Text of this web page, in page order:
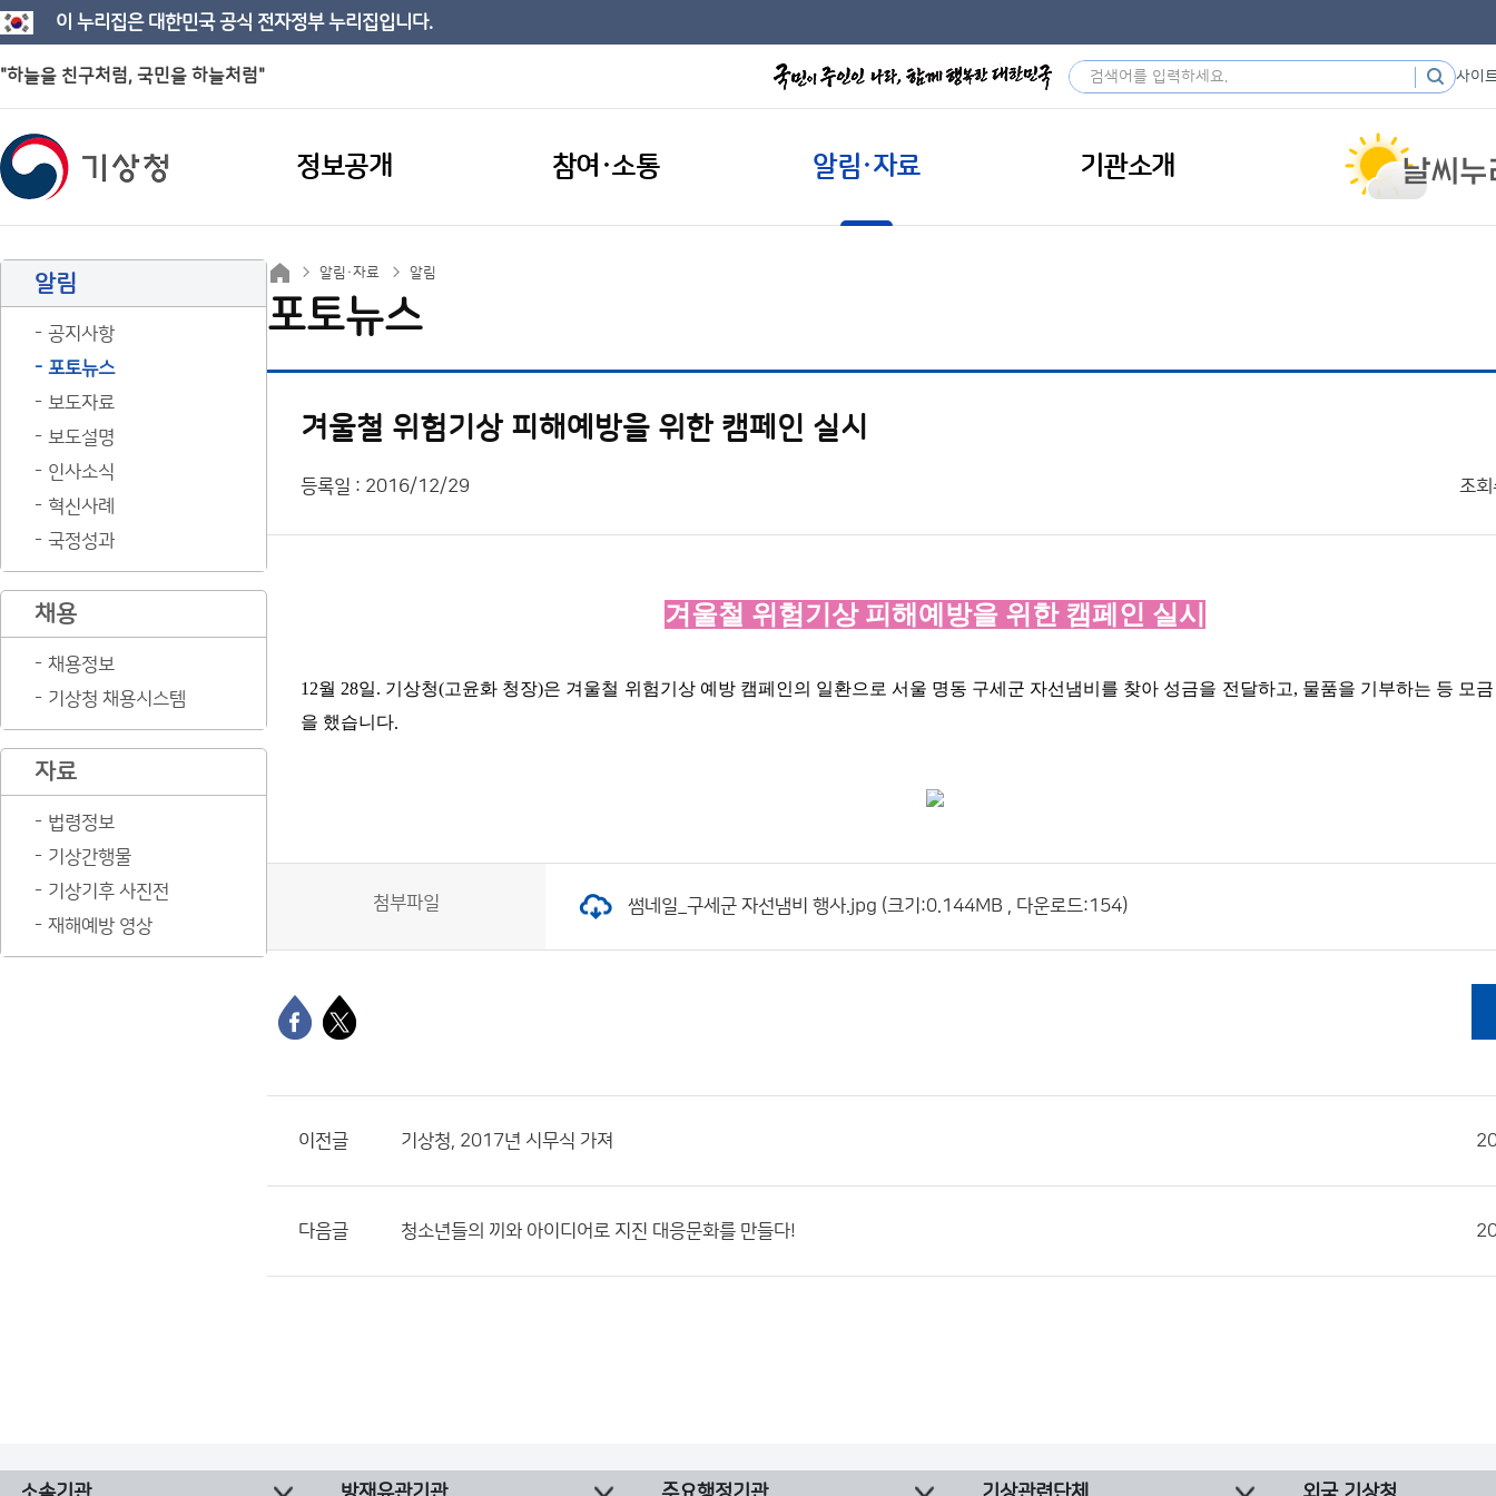
이 누리집은 대한민국 공식 전자정부 누리집입니다.
"하늘을 친구처럼, 국민을 하늘처럼" 사이
정보공개 참여·소통 알림·자료 기관소개
알림
공지사항
포토뉴스
보도자료
보도설명
인사소식
혁신사례
국정성과
채용
채용정보
기상청 채용시스템
자료
법령정보
기상간행물
기상기후 사진전
재해예방 영상
알림·자료 알림
포토뉴스
겨울철 위험기상 피해예방을 위한 캠페인 실시
등록일 : 2016/12/29 조회
겨울철 위험기상 피해예방을 위한 캠페인 실시
12월 28일. 기상청(고윤화 청장)은 겨울철 위험기상 예방 캠페인의 일환으로 서울 명동 구세군 자선냄비를 찾아 성금을 전달하고, 물품을 기부하는 등 모
을 했습니다.
첨부파일 썸네일_구세군 자선냄비 행사.jpg (크기:0.144MB , 다운로드:154)
이전글 기상청, 2017년 시무식 가져
다음글 청소년들의 끼와 아이디어로 지진 대응문화를 만들다!